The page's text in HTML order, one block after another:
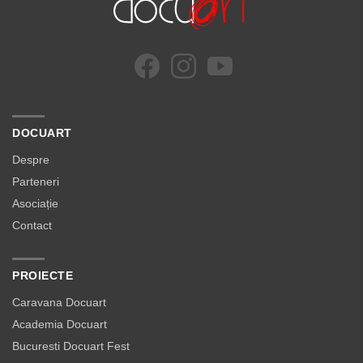
DOCUART
Despre
Parteneri
Asociație
Contact
PROIECTE
Caravana Docuart
Academia Docuart
Bucuresti Docuart Fest